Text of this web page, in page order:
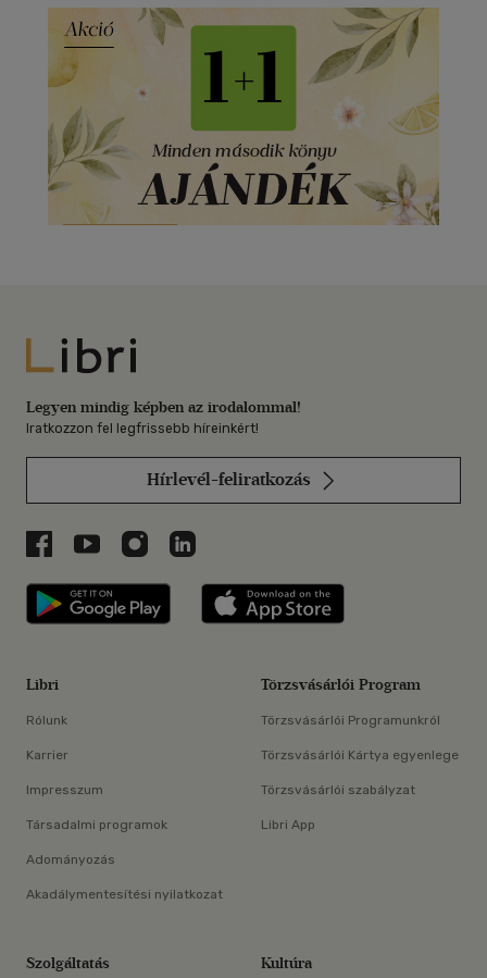
Libri
Legyen mindig képben az irodalommal!
Iratkozzon fel legfrissebb híreinkért!
Hírlevél-feliratkozás
Libri a Facebookon
Libri a Youtube-on
Libri az Instagramon
Libri a LinkedInen
Libri applikáció Szerezd meg: Google
Libri
Rólunk
Karrier
Impresszum
Társadalmi programok
Adományozás
Akadálymentesítési nyilatkozat
Törzsvásárlói Program
Törzsvásárlói Programunkról
Törzsvásárlói Kártya egyenlege
Törzsvásárlói szabályzat
Libri App
Szolgáltatás Kultúra